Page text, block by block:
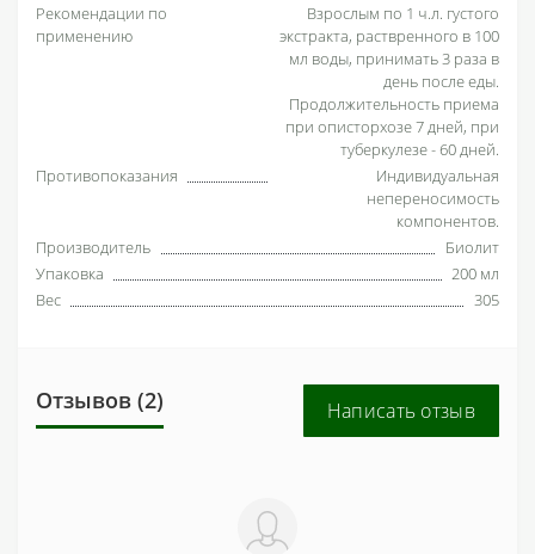
Рекомендации по
применению
Взрослым по 1 ч.л. густого
экстракта, раствренного в 100
мл воды, принимать 3 раза в
день после еды.
Продолжительность приема
при описторхозе 7 дней, при
туберкулезе - 60 дней.
Противопоказания
Индивидуальная
непереносимость
компонентов.
Производитель
Биолит
Упаковка
200 мл
Вес
305
Отзывов (2) Написать отзыв